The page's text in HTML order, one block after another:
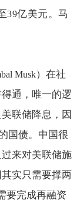
39亿美元。马
Musk）在社
通，唯一的逻
联储降息，因
国债。中国很
来对美联储施
实只需要撑两
要完成再融资